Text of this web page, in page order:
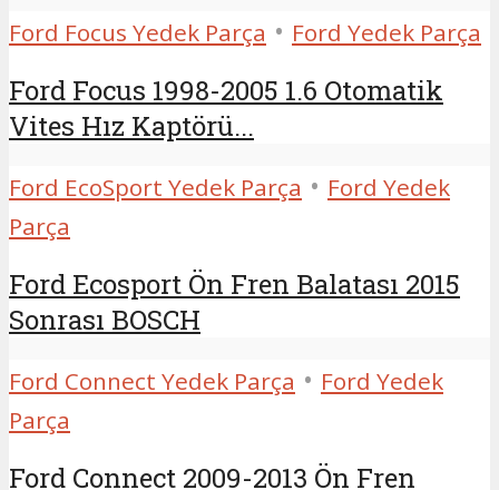
Ford Focus Yedek Parça • Ford Yedek Parça
Ford Focus 1998-2005 1.6 Otomatik
Vites Hız Kaptörü...
Ford EcoSport Yedek Parça • Ford Yedek
Parça
Ford Ecosport Ön Fren Balatası 2015
Sonrası BOSCH
Ford Connect Yedek Parça • Ford Yedek
Parça
Ford Connect 2009-2013 Ön Fren